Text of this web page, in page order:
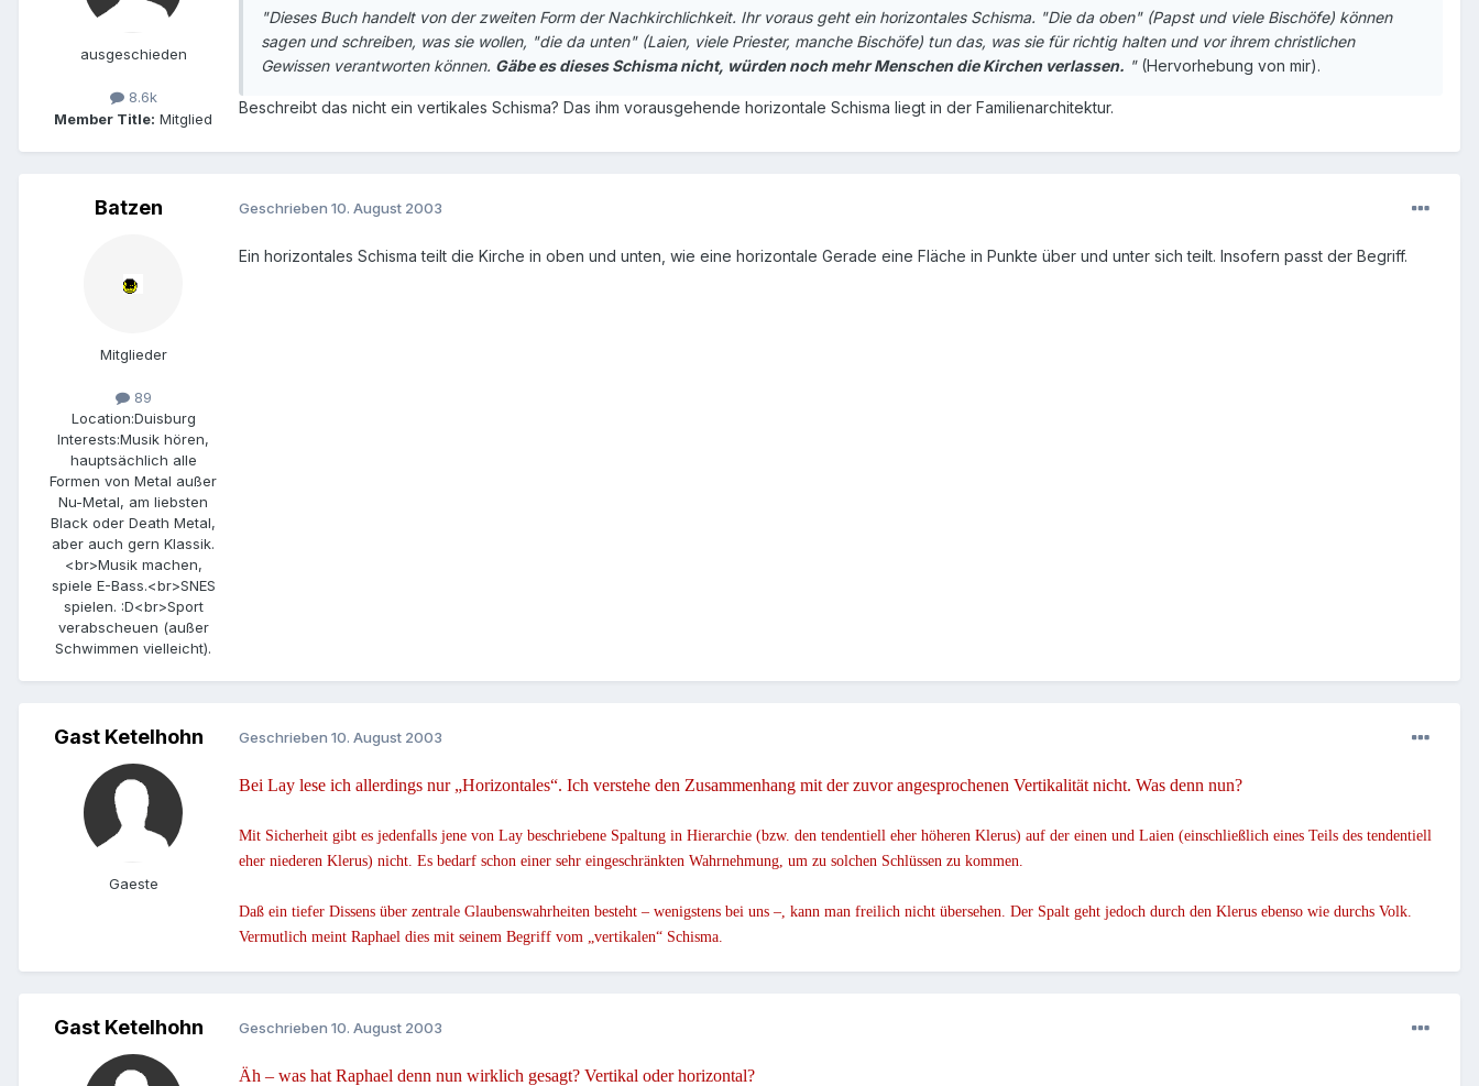
ausgeschieden
8.6k
Member Title: Mitglied
"Dieses Buch handelt von der zweiten Form der Nachkirchlichkeit. Ihr voraus geht ein horizontales Schisma. "Die da oben" (Papst und viele Bischöfe) können
sagen und schreiben, was sie wollen, "die da unten" (Laien, viele Priester, manche Bischöfe) tun das, was sie für richtig halten und vor ihrem christlichen
Gewissen verantworten können. Gäbe es dieses Schisma nicht, würden noch mehr Menschen die Kirchen verlassen. "(Hervorhebung von mir).
Beschreibt das nicht ein vertikales Schisma? Das ihm vorausgehende horizontale Schisma liegt in der Familienarchitektur.
Batzen
Mitglieder
89
Location:Duisburg
Interests:Musik hören,
hauptsächlich alle
Formen von Metal außer
Nu-Metal, am liebsten
Black oder Death Metal,
aber auch gern Klassik.
<br>Musik machen,
spiele E-Bass.<br>SNES
spielen. :D<br>Sport
verabscheuen (außer
Schwimmen vielleicht).
Geschrieben 10. August 2003
Ein horizontales Schisma teilt die Kirche in oben und unten, wie eine horizontale Gerade eine Fläche in Punkte über und unter sich teilt. Insofern passt der Begriff.
Gast Ketelhohn
Gaeste
Geschrieben 10. August 2003
Bei Lay lese ich allerdings nur „Horizontales“. Ich verstehe den Zusammenhang mit der zuvor angesprochenen Vertikalität nicht. Was denn nun?
Mit Sicherheit gibt es jedenfalls jene von Lay beschriebene Spaltung in Hierarchie (bzw. den tendentiell eher höheren Klerus) auf der einen und Laien (einschließlich eines Teils des tendentiell
eher niederen Klerus) nicht. Es bedarf schon einer sehr eingeschränkten Wahrnehmung, um zu solchen Schlüssen zu kommen.
Daß ein tiefer Dissens über zentrale Glaubenswahrheiten besteht – wenigstens bei uns –, kann man freilich nicht übersehen. Der Spalt geht jedoch durch den Klerus ebenso wie durchs Volk.
Vermutlich meint Raphael dies mit seinem Begriff vom „vertikalen“ Schisma.
Gast Ketelhohn Geschrieben 10. August 2003
Äh – was hat Raphael denn nun wirklich gesagt? Vertikal oder horizontal?